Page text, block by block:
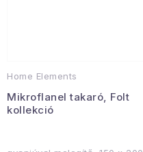
Home Elements
Mikroflanel takaró, Folt
kollekció